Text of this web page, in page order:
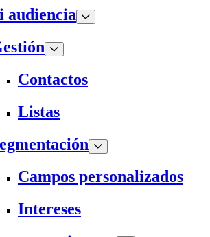
audiencia
Contactos
Listas
Campos personalizados
Intereses